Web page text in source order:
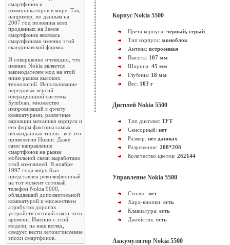
смартфонов и
коммуникаторов в мире. Так,
например, по данным на
2007 год половина всех
проданных на Земле
смартфонов являлась
смартфонами именно этой
скандинавской фирмы.
И совершенно очевидно, что
именно Nokia является
законодателем мод на этой
нише рышка высоких
технологий. Использование
передовых версий
операционной системы
Symbian, множество
импровизаций с qwerty
клавиатурами, различные
вариации механики корпуса и
его форм факторы самых
неожиданных типов - всё это
привелегии Нокии. Даже
само направление
смартфонов на рынке
мобильной связи выработано
этой компанией. В ноябре
1997 года миру был
представлен революфионный
на тот момент сотовый
телефон Nokia 9000,
обладавший дополнительной
клавиатурой и множеством
атрибутов дорогих
устройств сотовой связи того
времени. Именно с этой
модели, на наш взгляд,
следует вести летоисчисление
эпохи смартфонов.
Корпус Nokia 5500
Цвета корпуса: чёрный, серый
Тип корпуса: моноблок
Антена: встроенная
Высота: 107 мм
Ширина: 45 мм
Глубина: 18 мм
Вес: 103 г
Дисплей Nokia 5500
Тип дисплея: TFT
Сенсорный: нет
Размер: нет данных
Разрешение: 208*208
Количество цветов: 262144
Управление Nokia 5500
Стилус: нет
Хард-кнопки: есть
Клавиатура: есть
Джойстик: есть
Аккумулятор Nokia 5500